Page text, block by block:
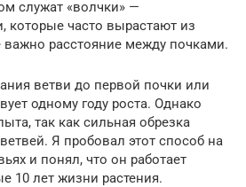
служат «волчки» —
которые часто вырастают из
важно расстояние между почками.
ветви до первой почки или
одному году роста. Однако
так как сильная обрезка
Я пробовал этот способ на
и понял, что он работает
10 лет жизни растения.